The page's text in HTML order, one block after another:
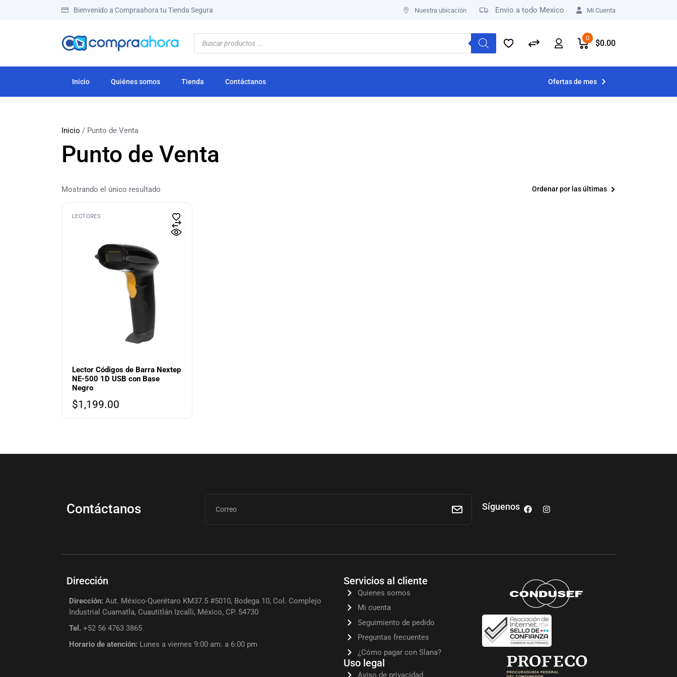
Bienvenido a Compraahora tu Tienda Segura Nuestra ubicación Envio a todo Mexico Mi Cuenta
0
$0.00
Inicio Quiénes somos Tienda Contáctanos Ofertas de mes
Inicio / Punto de Venta
Punto de Venta
Mostrando el único resultado Ordenar por las últimas
LECTORES
Lector Códigos de Barra Nextep
NE-500 1D USB con Base
Negro
$1,199.00
Contáctanos Síguenos
Dirección
Dirección: Aut. México-Querétaro KM37.5 #5010, Bodega 10, Col. Complejo
Industrial Cuamatla, Cuautitlán Izcalli, México, CP. 54730
Tel. +52 56 4763 3865
Horario de atención: Lunes a viernes 9:00 am. a 6:00 pm
Servicios al cliente
Quienes somos
Mi cuenta
Seguimiento de pedido
Preguntas frecuentes
¿Cómo pagar con Slana?
Uso legal
Aviso de privacidad